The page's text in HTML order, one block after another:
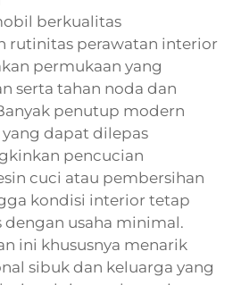
berkualitas
rutinitas perawatan interior
permukaan yang
serta tahan noda dan
penutup modern
dapat dilepas
pencucian
cuci atau pembersihan
kondisi interior tetap
dengan usaha minimal.
ini khususnya menarik
sibuk dan keluarga yang